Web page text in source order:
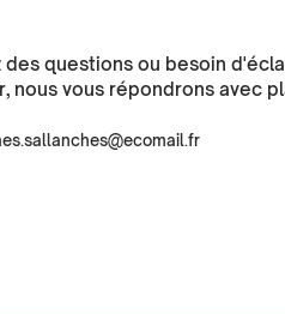
questions ou besoin
nous vous répondrons avec